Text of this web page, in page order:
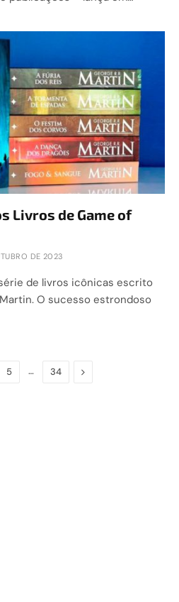
Livros de Game of
DE 2023
de livros icônicas escrito
O sucesso estrondoso
5 … 34 Next